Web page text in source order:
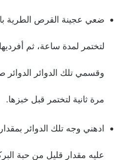
ضعي عجينة القرص الطرية
لتختمر لمدة ساعة، ثم
وقسمي تلك الدوائر الدوائر
مرة ثانية لتختمر قبل خبزها.
ادهني وجه تلك الدوائر
عليه مقدار قليل من حبة